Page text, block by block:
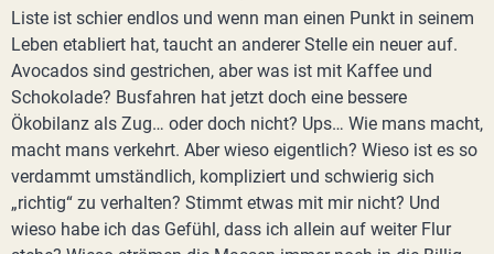
Liste ist schier endlos und wenn man einen Punkt in seinem
Leben etabliert hat, taucht an anderer Stelle ein neuer auf.
Avocados sind gestrichen, aber was ist mit Kaffee und
Schokolade? Busfahren hat jetzt doch eine bessere
Ökobilanz als Zug… oder doch nicht? Ups… Wie mans macht,
macht mans verkehrt. Aber wieso eigentlich? Wieso ist es so
verdammt umständlich, kompliziert und schwierig sich
„richtig“ zu verhalten? Stimmt etwas mit mir nicht? Und
wieso habe ich das Gefühl, dass ich allein auf weiter Flur